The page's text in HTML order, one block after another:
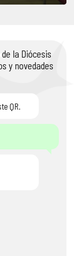
de la Diócesis
y novedades
QR.